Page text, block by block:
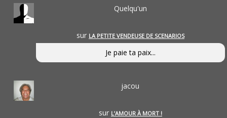
Quelqu'un
sur LA PETITE VENDEUSE DE SCENARIOS
Je paie ta paix...
jacou
sur L’AMOUR À MORT !